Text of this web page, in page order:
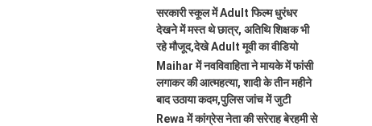
सरकारी स्कूल में Adult फिल्म धुरंधर
देखने में मस्त थे छात्र, अतिथि शिक्षक भी
रहे मौजूद,देखे Adult मूवी का वीडियो
Maihar में नवविवाहिता ने मायके में फांसी
लगाकर की आत्महत्या, शादी के तीन महीने
बाद उठाया कदम,पुलिस जांच में जुटी
Rewa में कांग्रेस नेता की सरेराह बेरहमी से